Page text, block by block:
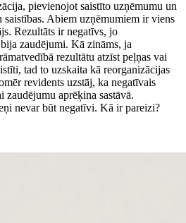
pievienojot saistīto uzņēmumu un
saistības. Abiem uzņēmumiem ir viens
Rezultāts ir negatīvs, jo
zaudējumi. Kā zināms, ja
rezultātu atzīst peļņas vai
tad to uzskaita kā reorganizācijas
revidents uzstāj, ka negatīvais
aprēķina sastāvā.
nevar būt negatīvi. Kā ir pareizi?